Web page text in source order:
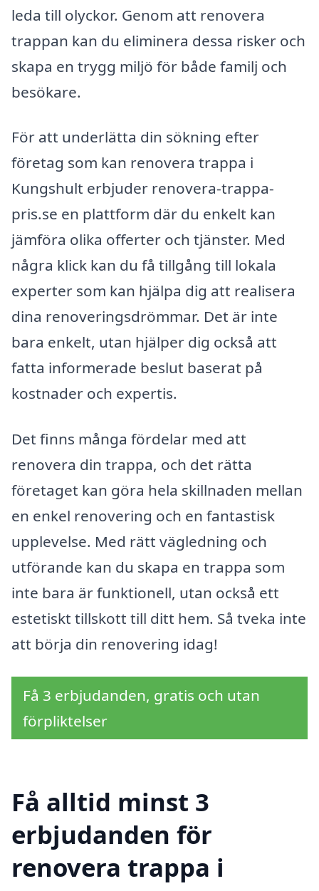
leda till olyckor. Genom att renovera
trappan kan du eliminera dessa risker och
skapa en trygg miljö för både familj och
besökare.
För att underlätta din sökning efter
företag som kan renovera trappa i
Kungshult erbjuder renovera-trappa-
pris.se en plattform där du enkelt kan
jämföra olika offerter och tjänster. Med
några klick kan du få tillgång till lokala
experter som kan hjälpa dig att realisera
dina renoveringsdrömmar. Det är inte
bara enkelt, utan hjälper dig också att
fatta informerade beslut baserat på
kostnader och expertis.
Det finns många fördelar med att
renovera din trappa, och det rätta
företaget kan göra hela skillnaden mellan
en enkel renovering och en fantastisk
upplevelse. Med rätt vägledning och
utförande kan du skapa en trappa som
inte bara är funktionell, utan också ett
estetiskt tillskott till ditt hem. Så tveka inte
att börja din renovering idag!
Få 3 erbjudanden, gratis och utan
förpliktelser
Få alltid minst 3
erbjudanden för
renovera trappa i